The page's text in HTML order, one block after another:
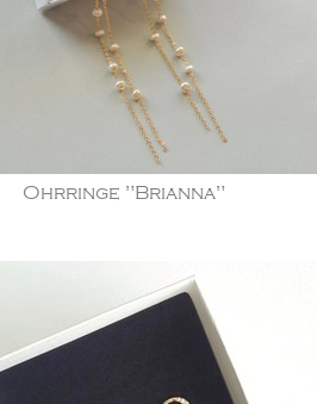
Ohrringe "Brianna"